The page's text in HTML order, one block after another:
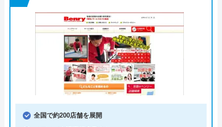
全国で約200店舗を展開